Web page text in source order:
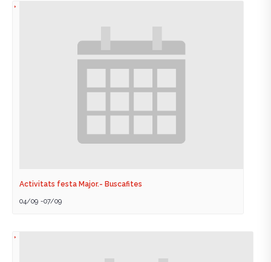
Activitats festa Major.- Buscafites
04/09 -07/09